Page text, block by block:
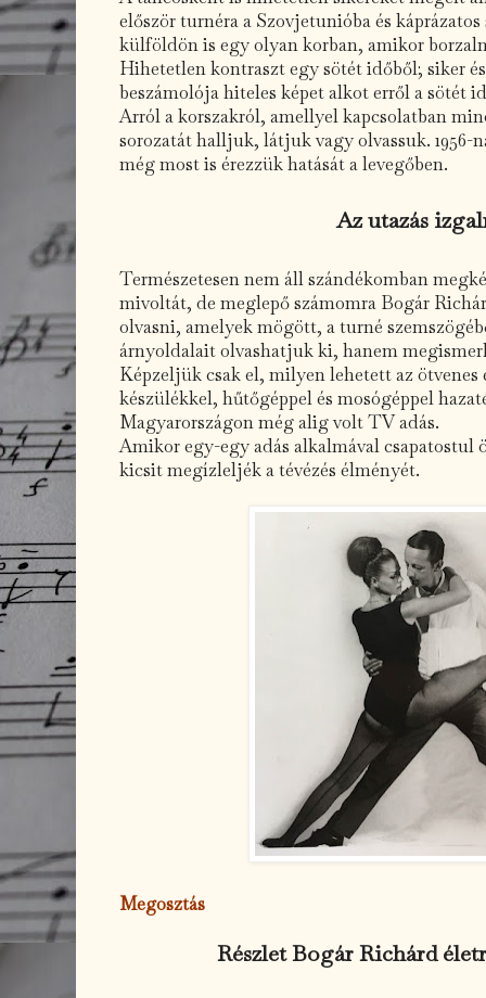
először turnéra a Szovjetunióba és
külföldön is egy olyan korban, amikor
Hihetetlen kontraszt egy sötét időből; siker
beszámolója hiteles képet alkot erről a sötét
Arról a korszakról, amellyel kapcsolatban
sorozatát halljuk, látjuk vagy olvassuk.
még most is érezzük hatását a levegőben.
Az utazás
Természetesen nem áll szándékomban
mivoltát, de meglepő számomra Bogár
olvasni, amelyek mögött, a turné
árnyoldalait olvashatjuk ki, hanem
Képzeljük csak el, milyen lehetett az
készülékkel, hűtőgéppel és mosógéppel
Magyarországon még alig volt TV adás.
Amikor egy-egy adás alkalmával csapatostul
kicsit megízleljék a tévézés élményét.
Megosztás
Részlet Bogár Richárd